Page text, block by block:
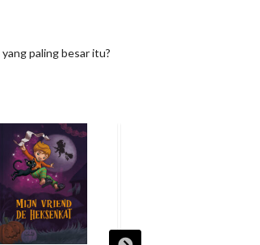
paling besar itu?